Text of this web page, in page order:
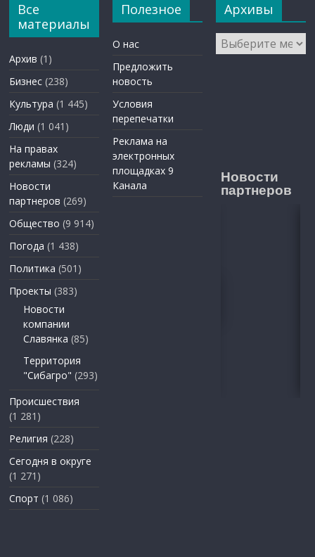
Все
материалы
Архив (1)
Бизнес (238)
Культура (1 445)
Люди (1 041)
На правах
рекламы (324)
Новости
партнеров (269)
Общество (9 914)
Погода (1 438)
Политика (501)
Проекты (383)
Новости
компании
Славянка (85)
Территория
"Сибагро" (293)
Происшествия
(1 281)
Религия (228)
Сегодня в округе
(1 271)
Спорт (1 086)
Полезное
О нас
Предложить
новость
Условия
перепечатки
Реклама на
электронных
площадках 9
Канала
Архивы
Архивы
Новости
партнеров